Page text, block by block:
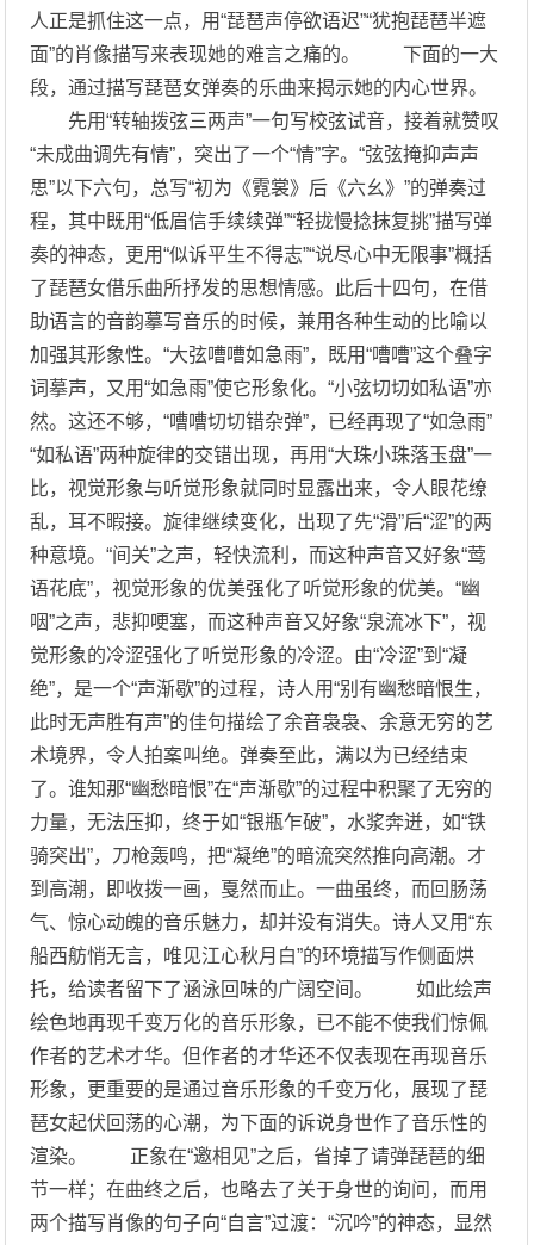
人正是抓住这一点，用“琵琶声停欲语迟”“犹抱琵琶半遮
面”的肖像描写来表现她的难言之痛的。 下面的一大
段，通过描写琵琶女弹奏的乐曲来揭示她的内心世界。
先用“转轴拨弦三两声”一句写校弦试音，接着就赞叹
“未成曲调先有情”，突出了一个“情”字。“弦弦掩抑声声
思”以下六句，总写“初为《霓裳》后《六幺》”的弹奏过
程，其中既用“低眉信手续续弹”“轻拢慢捻抹复挑”描写弹
奏的神态，更用“似诉平生不得志”“说尽心中无限事”概括
了琵琶女借乐曲所抒发的思想情感。此后十四句，在借
助语言的音韵摹写音乐的时候，兼用各种生动的比喻以
加强其形象性。“大弦嘈嘈如急雨”，既用“嘈嘈”这个叠字
词摹声，又用“如急雨”使它形象化。“小弦切切如私语”亦
然。这还不够，“嘈嘈切切错杂弹”，已经再现了“如急雨”
“如私语”两种旋律的交错出现，再用“大珠小珠落玉盘”一
比，视觉形象与听觉形象就同时显露出来，令人眼花缭
乱，耳不暇接。旋律继续变化，出现了先“滑”后“涩”的两
种意境。“间关”之声，轻快流利，而这种声音又好象“莺
语花底”，视觉形象的优美强化了听觉形象的优美。“幽
咽”之声，悲抑哽塞，而这种声音又好象“泉流冰下”，视
觉形象的冷涩强化了听觉形象的冷涩。由“冷涩”到“凝
绝”，是一个“声渐歇”的过程，诗人用“别有幽愁暗恨生，
此时无声胜有声”的佳句描绘了余音袅袅、余意无穷的艺
术境界，令人拍案叫绝。弹奏至此，满以为已经结束
了。谁知那“幽愁暗恨”在“声渐歇”的过程中积聚了无穷的
力量，无法压抑，终于如“银瓶乍破”，水浆奔迸，如“铁
骑突出”，刀枪轰鸣，把“凝绝”的暗流突然推向高潮。才
到高潮，即收拨一画，戛然而止。一曲虽终，而回肠荡
气、惊心动魄的音乐魅力，却并没有消失。诗人又用“东
船西舫悄无言，唯见江心秋月白”的环境描写作侧面烘
托，给读者留下了涵泳回味的广阔空间。 如此绘声
绘色地再现千变万化的音乐形象，已不能不使我们惊佩
作者的艺术才华。但作者的才华还不仅表现在再现音乐
形象，更重要的是通过音乐形象的千变万化，展现了琵
琶女起伏回荡的心潮，为下面的诉说身世作了音乐性的
渲染。 正象在“邀相见”之后，省掉了请弹琵琶的细
节一样；在曲终之后，也略去了关于身世的询问，而用
两个描写肖像的句子向“自言”过渡：“沉吟”的神态，显然